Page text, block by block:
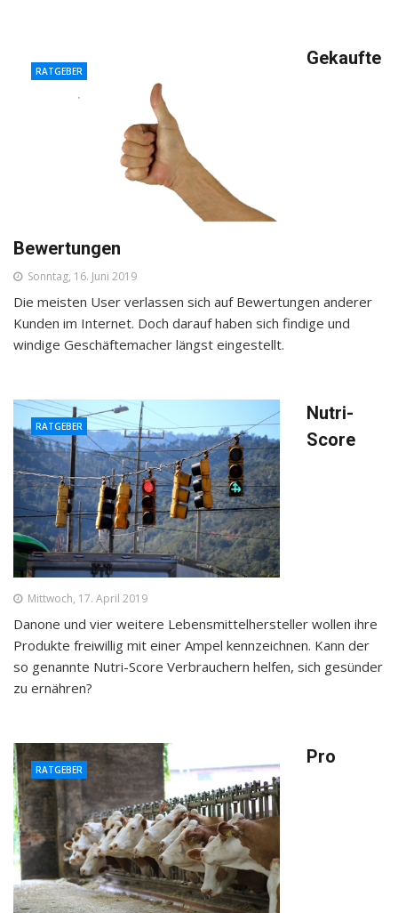
Gekaufte
Bewertungen
RATGEBER
Sonntag, 16. Juni 2019
Die meisten User verlassen sich auf Bewertungen anderer
Kunden im Internet. Doch darauf haben sich findige und
windige Geschäftemacher längst eingestellt.
Nutri-
Score
RATGEBER
Mittwoch, 17. April 2019
Danone und vier weitere Lebensmittelhersteller wollen ihre
Produkte freiwillig mit einer Ampel kennzeichnen. Kann der
so genannte Nutri-Score Verbrauchern helfen, sich gesünder
zu ernähren?
Pro
RATGEBER